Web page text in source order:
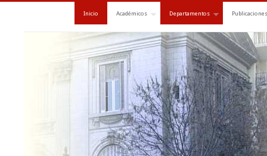
Inicio Académicos Departamentos Publicaciones